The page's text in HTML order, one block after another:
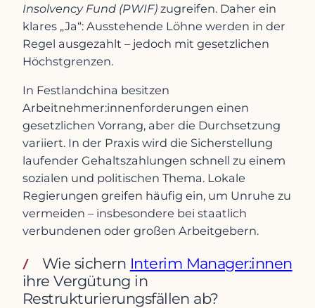
Insolvency Fund (PWIF) zugreifen. Daher ein
klares „Ja“: Ausstehende Löhne werden in der
Regel ausgezahlt – jedoch mit gesetzlichen
Höchstgrenzen.
In Festlandchina besitzen
Arbeitnehmer:innenforderungen einen
gesetzlichen Vorrang, aber die Durchsetzung
variiert. In der Praxis wird die Sicherstellung
laufender Gehaltszahlungen schnell zu einem
sozialen und politischen Thema. Lokale
Regierungen greifen häufig ein, um Unruhe zu
vermeiden – insbesondere bei staatlich
verbundenen oder großen Arbeitgebern.
Wie sichern Interim Manager:innen
ihre Vergütung in
Restrukturierungsfällen ab?